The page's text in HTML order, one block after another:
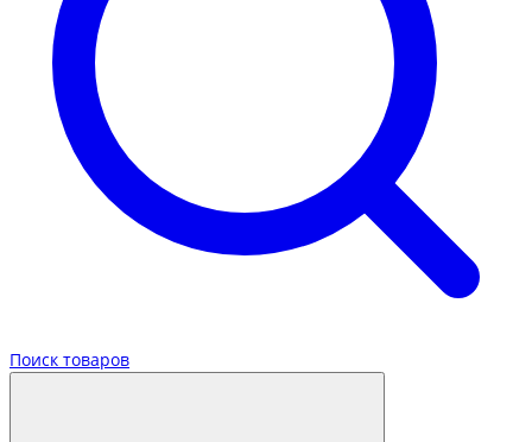
Поиск товаров